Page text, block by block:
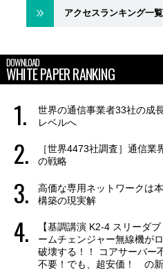
アクセスランキング一覧
DOWNLOAD
WHITE PAPER RANKING
世界の通信事業者33社の成
レベルへ
［世界4473社調査］通信
の戦略
高価な専用ネットワークは
構築の現実解
【基調講演 K2-4 スリーダ
ームチェンジャー無線機が
破壊する！！ コアサーバー
不要！でも、超安価！ の